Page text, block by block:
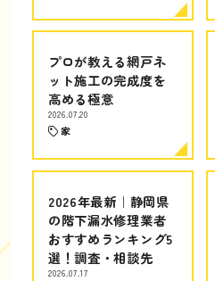
プロが教える網戸ネ
ット施工の完成度を
高める極意
2026.07.20
家
2026年最新｜静岡県
の階下漏水修理業者
おすすめランキング5
選！調査・相談先
2026.07.17